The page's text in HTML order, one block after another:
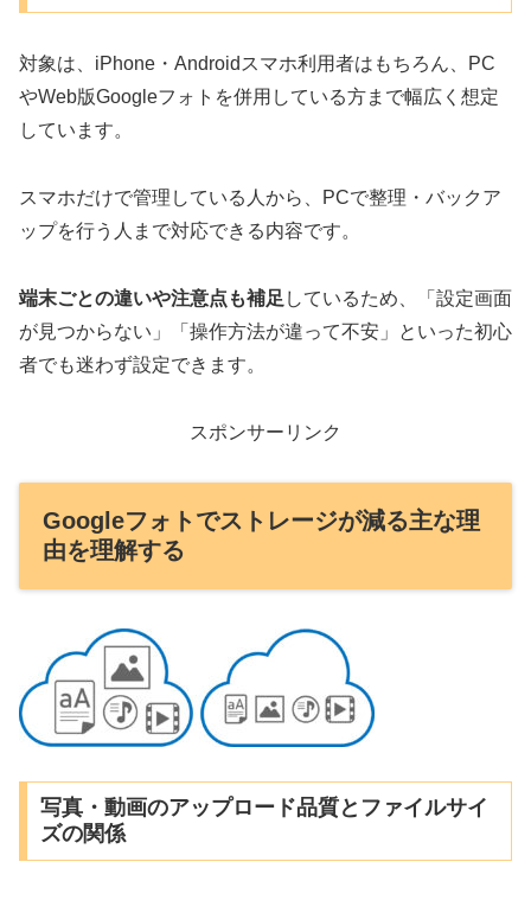
対象は、iPhone・Androidスマホ利用者はもちろん、PC
やWeb版Googleフォトを併用している方まで幅広く想定
しています。
スマホだけで管理している人から、PCで整理・バックア
ップを行う人まで対応できる内容です。
端末ごとの違いや注意点も補足 しているため、「設定画面
が見つからない」「操作方法が違って不安」といった初心
者でも迷わず設定できます。
スポンサーリンク
Googleフォトでストレージが減る主な理
由を理解する
写真・動画のアップロード品質とファイルサイ
ズの関係